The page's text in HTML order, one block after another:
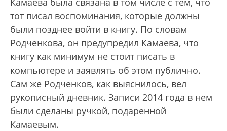
тот писал воспоминания, которые должны
были позднее войти в книгу. По словам
Родченкова, он предупредил Камаева, что
книгу как минимум не стоит писать в
компьютере и заявлять об этом публично.
Сам же Родченков, как выяснилось, вел
рукописный дневник. Записи 2014 года в нем
были сделаны ручкой, подаренной
Камаевым.